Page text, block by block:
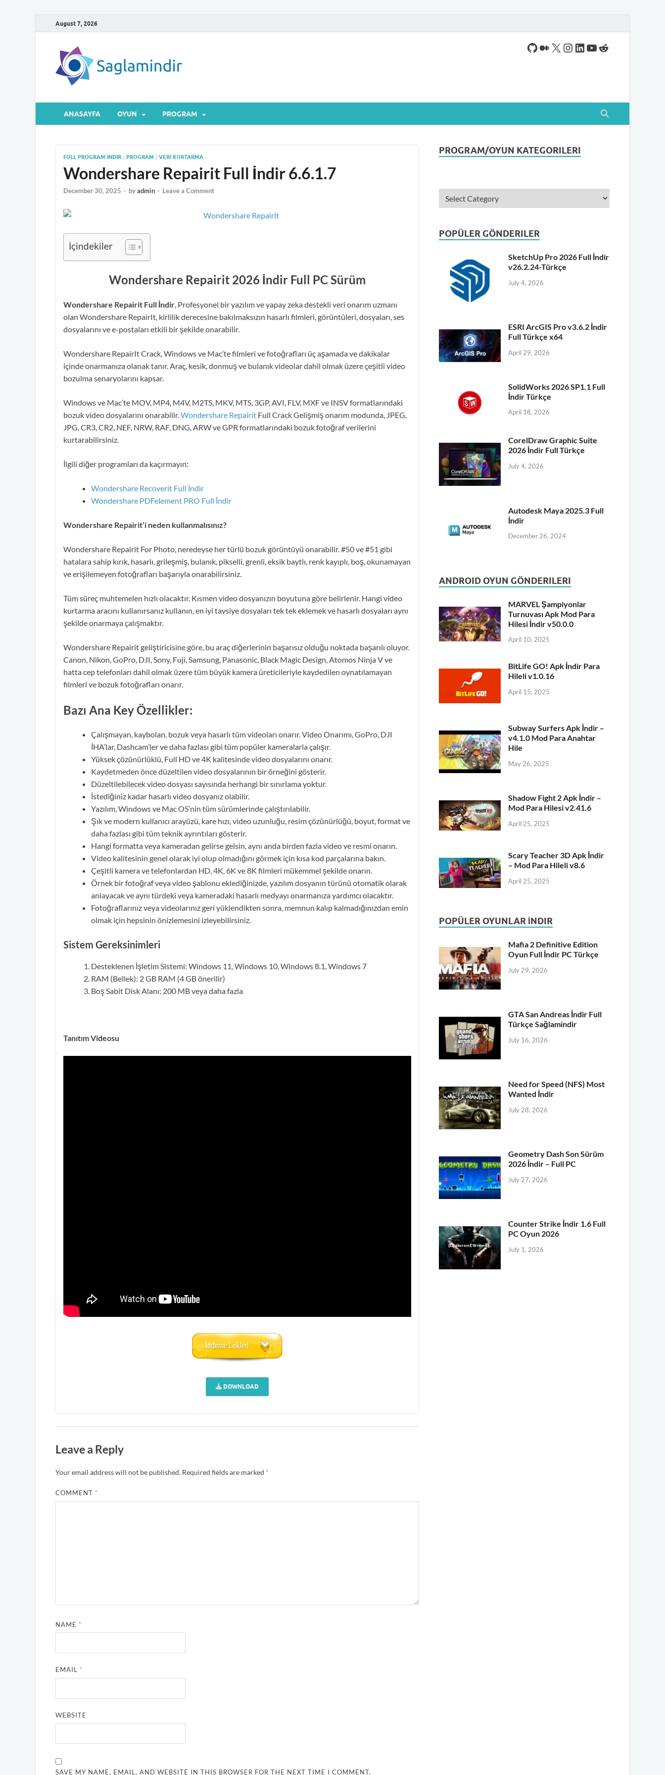
August 7, 2026
ANASAYFA OYUN PROGRAM
FULL PROGRAM INDIR / PROGRAM / VERI KURTARMA
Wondershare Repairit Full İndir 6.6.1.7
December 30, 2025 - byadmin - Leave a Comment
İçindekiler
Wondershare Repairit 2026 İndir Full PC Sürüm
Wondershare Repairit Full İndir , Profesyonel bir yazılım ve yapay zeka destekli veri onarım uzmanı
olan Wondershare RepairIt, kirlilik derecesine bakılmaksızın hasarlı filmleri, görüntüleri, dosyaları, ses
dosyalarını ve e-postaları etkili bir şekilde onarabilir.
Wondershare RepairIt Crack, Windows ve Mac’te filmleri ve fotoğrafları üç aşamada ve dakikalar
içinde onarmanıza olanak tanır. Araç, kesik, donmuş ve bulanık videolar dahil olmak üzere çeşitli video
bozulma senaryolarını kapsar.
Windows ve Mac’te MOV, MP4, M4V, M2TS, MKV, MTS, 3GP, AVI, FLV, MXF ve INSV formatlarındaki
bozuk video dosyalarını onarabilir. Wondershare Repairit Full Crack Gelişmiş onarım modunda, JPEG,
JPG, CR3, CR2, NEF, NRW, RAF, DNG, ARW ve GPR formatlarındaki bozuk fotoğraf verilerini
kurtarabilirsiniz.
İlgili diğer programları da kaçırmayın:
Wondershare Recoverit Full İndir
Wondershare PDFelement PRO Full İndir
Wondershare Repairit’i neden kullanmalısınız?
Wondershare Repairit For Photo, neredeyse her türlü bozuk görüntüyü onarabilir. #50 ve #51 gibi
hatalara sahip kırık, hasarlı, grileşmiş, bulanık, pikselli, grenli, eksik baytlı, renk kayıplı, boş, okunamayan
ve erişilemeyen fotoğrafları başarıyla onarabilirsiniz.
Tüm süreç muhtemelen hızlı olacaktır. Kısmen video dosyanızın boyutuna göre belirlenir. Hangi video
kurtarma aracını kullanırsanız kullanın, en iyi tavsiye dosyaları tek tek eklemek ve hasarlı dosyaları aynı
şekilde onarmaya çalışmaktır.
Wondershare Repairit geliştiricisine göre, bu araç diğerlerinin başarısız olduğu noktada başarılı oluyor.
Canon, Nikon, GoPro, DJI, Sony, Fuji, Samsung, Panasonic, Black Magic Design, Atomos Ninja V ve
hatta cep telefonları dahil olmak üzere tüm büyük kamera üreticileriyle kaydedilen oynatılamayan
filmleri ve bozuk fotoğrafları onarır.
Bazı Ana Key Özellikler:
Çalışmayan, kaybolan, bozuk veya hasarlı tüm videoları onarır. Video Onarımı, GoPro, DJI
İHA’lar, Dashcam’ler ve daha fazlası gibi tüm popüler kameralarla çalışır.
Yüksek çözünürlüklü, Full HD ve 4K kalitesinde video dosyalarını onarır.
Kaydetmeden önce düzeltilen video dosyalarının bir örneğini gösterir.
Düzeltilebilecek video dosyası sayısında herhangi bir sınırlama yoktur.
İstediğiniz kadar hasarlı video dosyanız olabilir.
Yazılım, Windows ve Mac OS’nin tüm sürümlerinde çalıştırılabilir.
Şık ve modern kullanıcı arayüzü, kare hızı, video uzunluğu, resim çözünürlüğü, boyut, format ve
daha fazlası gibi tüm teknik ayrıntıları gösterir.
Hangi formatta veya kameradan gelirse gelsin, aynı anda birden fazla video ve resmi onarın.
Video kalitesinin genel olarak iyi olup olmadığını görmek için kısa kod parçalarına bakın.
Çeşitli kamera ve telefonlardan HD, 4K, 6K ve 8K filmleri mükemmel şekilde onarın.
Örnek bir fotoğraf veya video şablonu eklediğinizde, yazılım dosyanın türünü otomatik olarak
anlayacak ve aynı türdeki veya kameradaki hasarlı medyayı onarmanıza yardımcı olacaktır.
Fotoğraflarınız veya videolarınız geri yüklendikten sonra, memnun kalıp kalmadığınızdan emin
olmak için hepsinin önizlemesini izleyebilirsiniz.
Sistem Gereksinimleri
Desteklenen İşletim Sistemi: Windows 11, Windows 10, Windows 8.1, Windows 7
RAM (Bellek): 2 GB RAM (4 GB önerilir)
Boş Sabit Disk Alanı: 200 MB veya daha fazla
Tanıtım Videosu
DOWNLOAD
Leave a Reply
Your email address will not be published. Required fields are marked *
COMMENT*
NAME*
EMAIL*
WEBSITE
SAVE MY NAME, EMAIL, AND WEBSITE IN THIS BROWSER FOR THE NEXT TIME I COMMENT.
PROGRAM/OYUN KATEGORILERI
POPÜLER GÖNDERILER
SketchUp Pro 2026 Full İndir
v26.2.24-Türkçe
July 4, 2026
ESRI ArcGIS Pro v3.6.2 İndir
Full Türkçe x64
April 29, 2026
SolidWorks 2026 SP1.1 Full
İndir Türkçe
April 18, 2026
CorelDraw Graphic Suite
2026 İndir Full Türkçe
July 4, 2026
Autodesk Maya 2025.3 Full
İndir
December 26, 2024
ANDROID OYUN GÖNDERILERI
MARVEL Şampiyonlar
Turnuvası Apk Mod Para
Hilesi İndir v50.0.0
April 10, 2025
BitLife GO! Apk İndir Para
Hileli v1.0.16
April 15, 2025
Subway Surfers Apk İndir –
v4.1.0 Mod Para Anahtar
Hile
May 26, 2025
Shadow Fight 2 Apk İndir –
Mod Para Hilesi v2.41.6
April 25, 2025
Scary Teacher 3D Apk İndir
– Mod Para Hileli v8.6
April 25, 2025
POPÜLER OYUNLAR İNDIR
Mafia 2 Definitive Edition
Oyun Full İndir PC Türkçe
July 29, 2026
GTA San Andreas İndir Full
Türkçe Sağlamindir
July 16, 2026
Need for Speed (NFS) Most
Wanted İndir
July 28, 2026
Geometry Dash Son Sürüm
2026 İndir – Full PC
July 27, 2026
Counter Strike İndir 1.6 Full
PC Oyun 2026
July 1, 2026